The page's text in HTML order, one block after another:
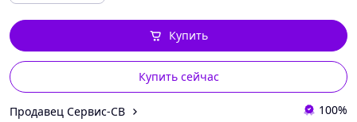
Купить сейчас
Купить
Продавец Сервис-СВ 100%